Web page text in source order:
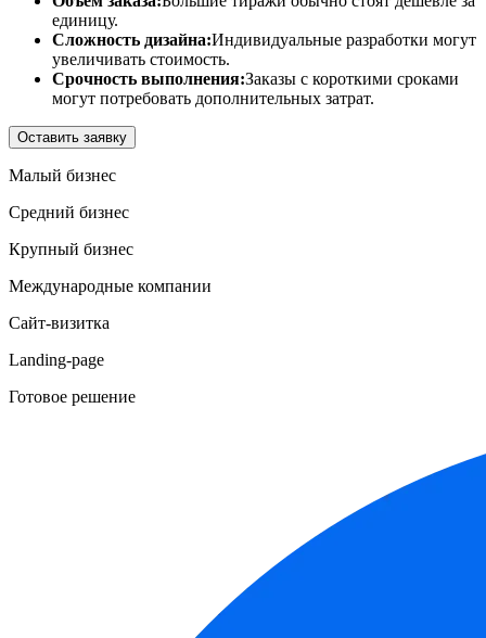
единицу.
Сложность дизайна:Индивидуальные разработки могут
увеличивать стоимость.
Срочность выполнения:Заказы с короткими сроками
могут потребовать дополнительных затрат.
Оставить заявку
Малый бизнес
Средний бизнес
Крупный бизнес
Международные компании
Сайт-визитка
Landing-page
Готовое решение